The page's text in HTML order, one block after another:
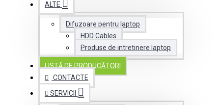
ALTE
Difuzoare pentru laptop
HDD Cables
Produse de intretinere laptop
LISTĂ DE PRODUCĂTORI
CONTACTE
SERVICII